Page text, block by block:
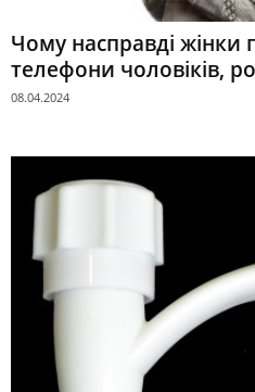
Чому насправді жінки
телефони чоловіків,
08.04.2024